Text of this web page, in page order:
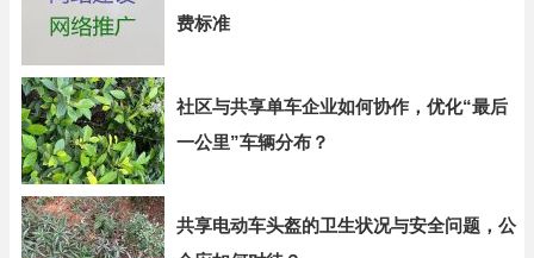
费标准
社区与共享单车企业如何协作，优化“最后
一公里”车辆分布？
共享电动车头盔的卫生状况与安全问题，公